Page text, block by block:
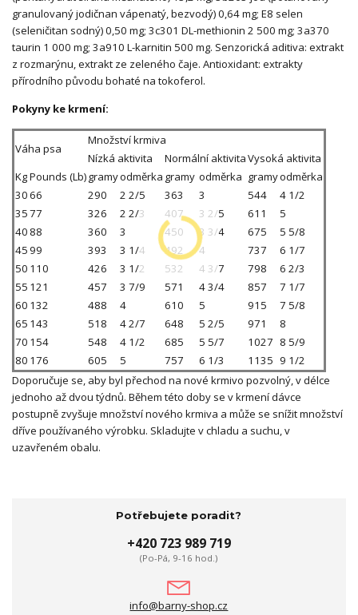
granulovaný jodičnan vápenatý, bezvodý) 0,64 mg; E8 selen
(seleničitan sodný) 0,50 mg; 3c301 DL-methionin 2 500 mg; 3a370
taurin 1 000 mg; 3a910 L-karnitin 500 mg. Senzorická aditiva: extrakt
z rozmarýnu, extrakt ze zeleného čaje. Antioxidant: extrakty
přírodního původu bohaté na tokoferol.
Pokyny ke krmení:
Váha psa
Množství krmiva
Nízká aktivita
Normální aktivitaVysoká aktivita
KgPounds (Lb)gramyodměrka gramy odměrka gramyodměrka
30 66 290 2 2/5 363 3 544
4 1/2
3577 326 2 2/3 407 3 2/5 611
5
40 88 360 3 450 3 3/4 675
5 5/8
4599 393 3 1/4 492 4 737
6 1/7
50 110 426 3 1/2 532 4 3/7 798
6 2/3
55 121 457 3 7/9 571 4 3/4 857
7 1/7
60 132 488 4 610 5 915
7 5/8
65 143 518 4 2/7 648 5 2/5 971
8
70 154 548 4 1/2 685 5 5/7 1027 8 5/9
80 176 605 5 757 6 1/3 1135 9 1/2
Doporučuje se, aby byl přechod na nové krmivo pozvolný, v délce
jednoho až dvou týdnů. Během této doby se v krmení dávce
postupně zvyšuje množství nového krmiva a může se snížit množství
dříve používaného výrobku. Skladujte v chladu a suchu, v
uzavřeném obalu.
Potřebujete poradit?
+420 723 989 719
(Po-Pá, 9-16 hod.)
info@barny-shop.cz